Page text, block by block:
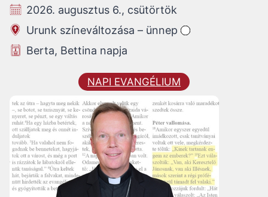
2026. augusztus 6., csütörtök
Urunk színeváltozása – ünnep
Berta, Bettina napja
NAPI EVANGÉLIUM